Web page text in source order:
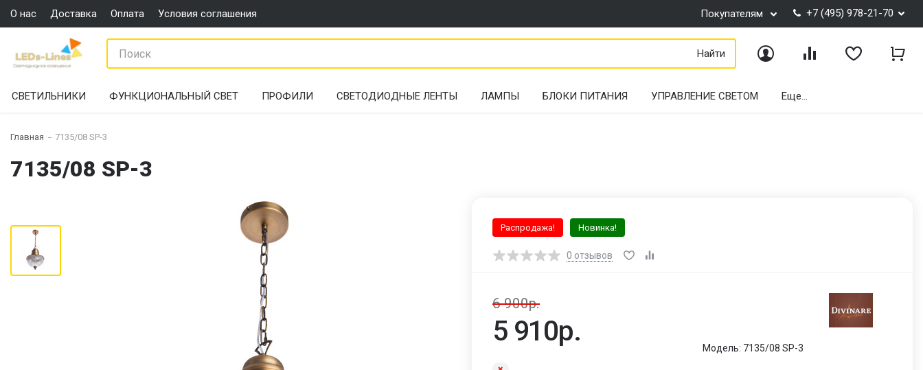
О нас Доставка Оплата Условия соглашения Покупателям +7 (495) 978-21-70
Найти Войти СравнениеИзбранное
СВЕТИЛЬНИКИ ФУНКЦИОНАЛЬНЫЙ СВЕТ ПРОФИЛИ СВЕТОДИОДНЫЕ ЛЕНТЫ ЛАМПЫ БЛОКИ ПИТАНИЯ УПРАВЛЕНИЕ СВЕТОМ Еще...
Главная 7135/08 SP-3
7135/08 SP-3
Распродажа! Новинка!
0 отзывов
6 900р.
5 910р.
Модель: 7135/08 SP-3